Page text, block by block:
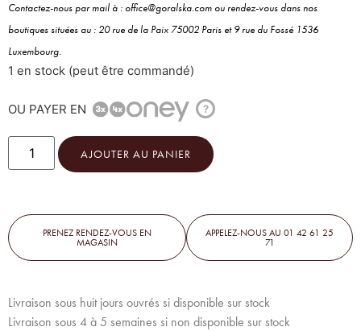
Contactez-nous par mail à : office@goralska.com ou rendez-vous dans nos
boutiques situées au : 20 rue de la Paix 75002 Paris et 9 rue du Fossé 1536
Luxembourg.
1 en stock (peut être commandé)
OU PAYER EN ?
AJOUTER AU PANIER
PRENEZ RENDEZ-VOUS EN
MAGASIN
APPELEZ-NOUS AU 01 42 61 25
71
Livraison sous huit jours ouvrés si disponible sur stock
Livraison sous 4 à 5 semaines si non disponible sur stock